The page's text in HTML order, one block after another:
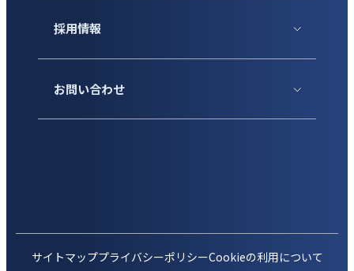
採用情報
お問い合わせ
サイトマッププライバシーポリシーCookieの利用について